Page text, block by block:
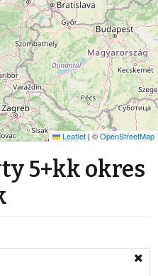
Leaflet | ©OpenStreetMap
5+kk okres